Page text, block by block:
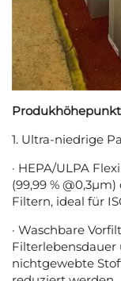
1. Ultra-niedrige
· HEPA/ULPA
(99,99 % @0,3μm)
Filtern, ideal für
· Waschbare
Filterlebensdauer
nichtgewebte